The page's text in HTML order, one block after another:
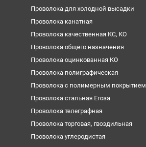
Проволока для холодной высадки
Проволока канатная
Проволока качественная КС, КО
Проволока общего назначения
Проволока оцинкованная КО
Проволока полиграфическая
Проволока с полимерным покрытием
Проволока стальная Егоза
Проволока телеграфная
Проволока торговая, гвоздильная
Проволока углеродистая